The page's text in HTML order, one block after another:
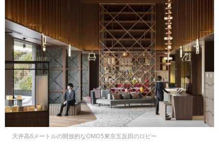
天井高6メートルの開放的なOMO5東京五反田のロビー